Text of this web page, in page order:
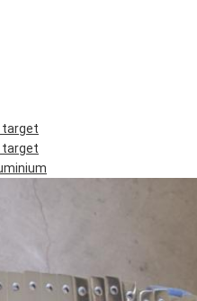
target
target